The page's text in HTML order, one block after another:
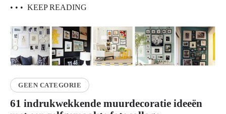
• • • KEEP READING
GEEN CATEGORIE
61 indrukwekkende muurdecoratie ideeën